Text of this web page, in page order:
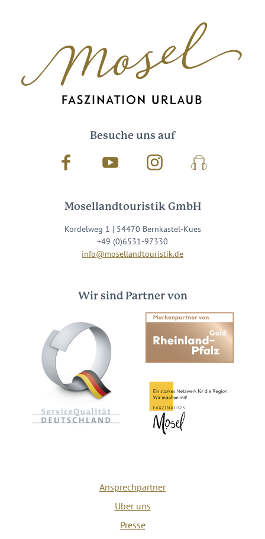
Besuche uns auf
Facebook Youtube InstagramPodcast
Mosellandtouristik GmbH
Kordelweg 1 | 54470 Bernkastel-Kues
+49 (0)6531-97330
info@mosellandtouristik.de
Wir sind Partner von
Ansprechpartner
Über uns
Presse